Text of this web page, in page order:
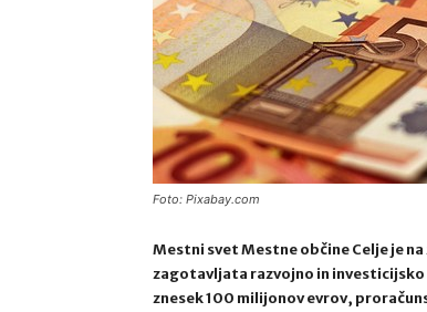
Foto: Pixabay.com
Mestni svet Mestne občine Celje je
zagotavljata razvojno in
znesek 100 milijonov evrov,